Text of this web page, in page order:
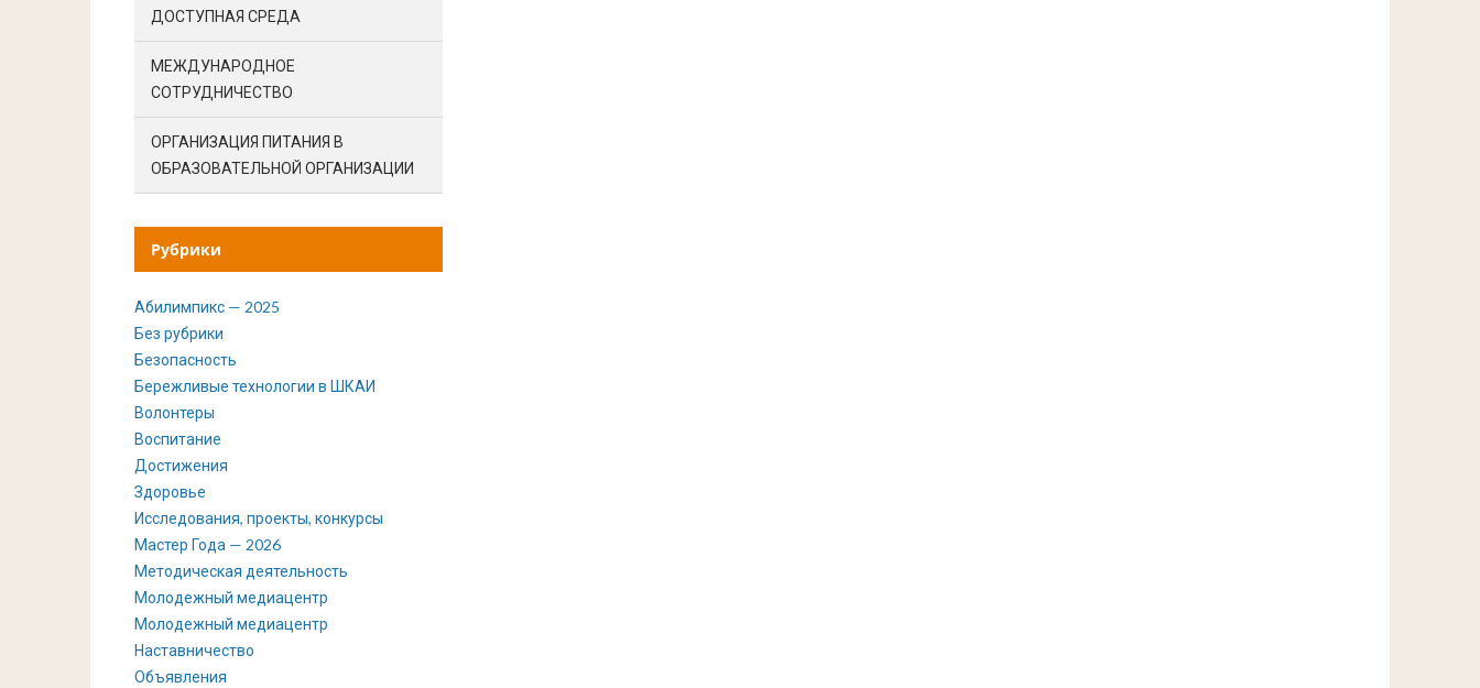
ДОСТУПНАЯ СРЕДА
МЕЖДУНАРОДНОЕ
СОТРУДНИЧЕСТВО
ОРГАНИЗАЦИЯ ПИТАНИЯ В
ОБРАЗОВАТЕЛЬНОЙ ОРГАНИЗАЦИИ
Рубрики
Абилимпикс — 2025
Без рубрики
Безопасность
Бережливые технологии в ШКАИ
Волонтеры
Воспитание
Достижения
Здоровье
Исследования, проекты, конкурсы
Мастер Года — 2026
Методическая деятельность
Молодежный медиацентр
Молодежный медиацентр
Наставничество
Объявления